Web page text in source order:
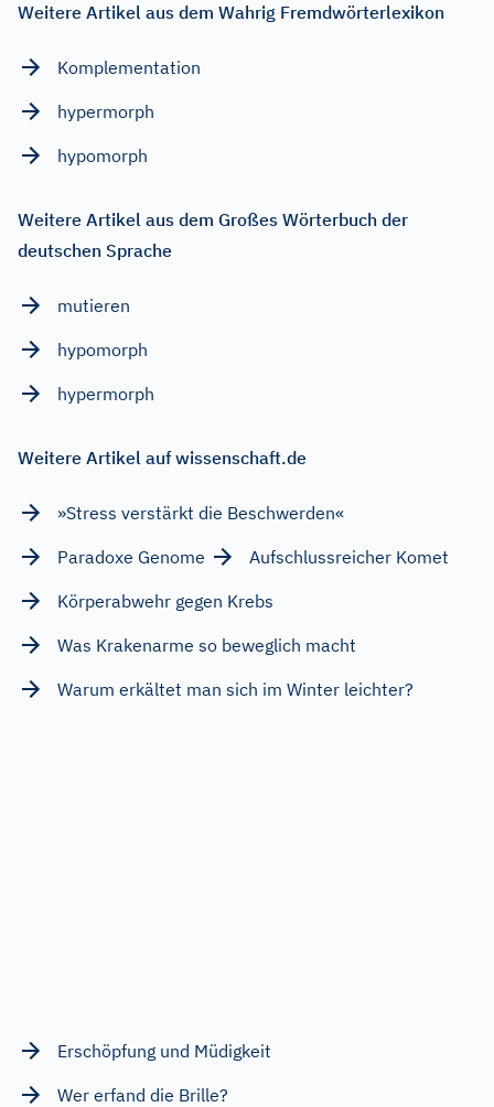
Weitere Artikel aus dem Wahrig Fremdwörterlexikon
Komplementation
hypermorph
hypomorph
Weitere Artikel aus dem Großes Wörterbuch der
deutschen Sprache
mutieren
hypomorph
hypermorph
Weitere Artikel auf wissenschaft.de
»Stress verstärkt die Beschwerden«
Paradoxe Genome
Aufschlussreicher Komet
Körperabwehr gegen Krebs
Was Krakenarme so beweglich macht
Warum erkältet man sich im Winter leichter?
Erschöpfung und Müdigkeit
Wer erfand die Brille?